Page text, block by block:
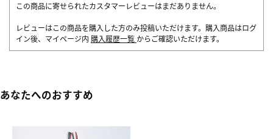
この商品に寄せられたカスタマーレビューはまだありません。
レビューはこの商品を購入した方のみ投稿いただけます。購入商品はログ
イン後、マイページ内 購入履歴一覧 からご確認いただけます。
あなたへのおすすめ